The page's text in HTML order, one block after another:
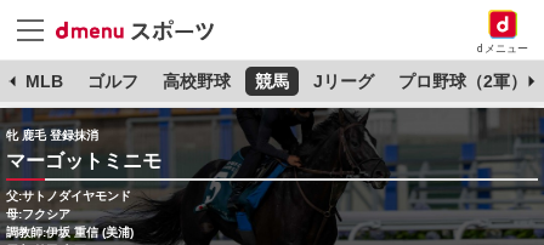
dメニュー
MLB ゴルフ 高校野球 競馬 Jリーグ プロ野球（2軍）
牝 鹿毛 登録抹消
マーゴットミニモ
父:サトノダイヤモンド
母:フクシア
調教師:伊坂 重信 (美浦)